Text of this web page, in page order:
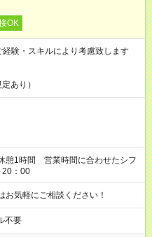
OK
験・スキルにより考慮致します
あり）
20：00
お気軽にご相談ください！
不要